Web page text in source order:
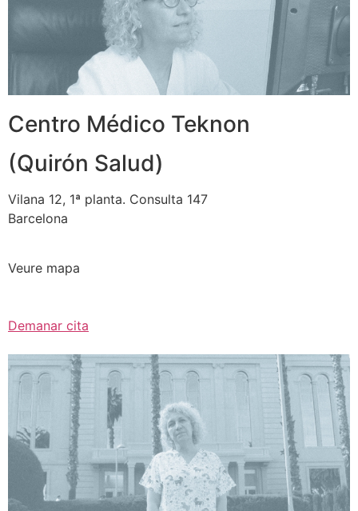
Centro Médico Teknon
(Quirón Salud)
Vilana 12, 1ª planta. Consulta 147
Barcelona
Veure mapa
Demanar cita